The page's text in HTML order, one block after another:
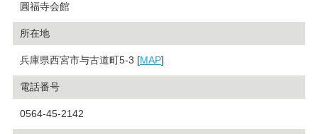
圓福寺会館
所在地
兵庫県西宮市与古道町5-3 [MAP]
電話番号
0564-45-2142